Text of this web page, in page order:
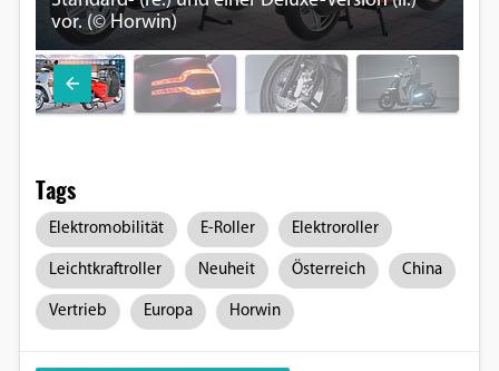
vor. (© Horwin)
Tags
Elektromobilität E-Roller Elektroroller
Leichtkraftroller Neuheit Österreich China
Vertrieb Europa Horwin